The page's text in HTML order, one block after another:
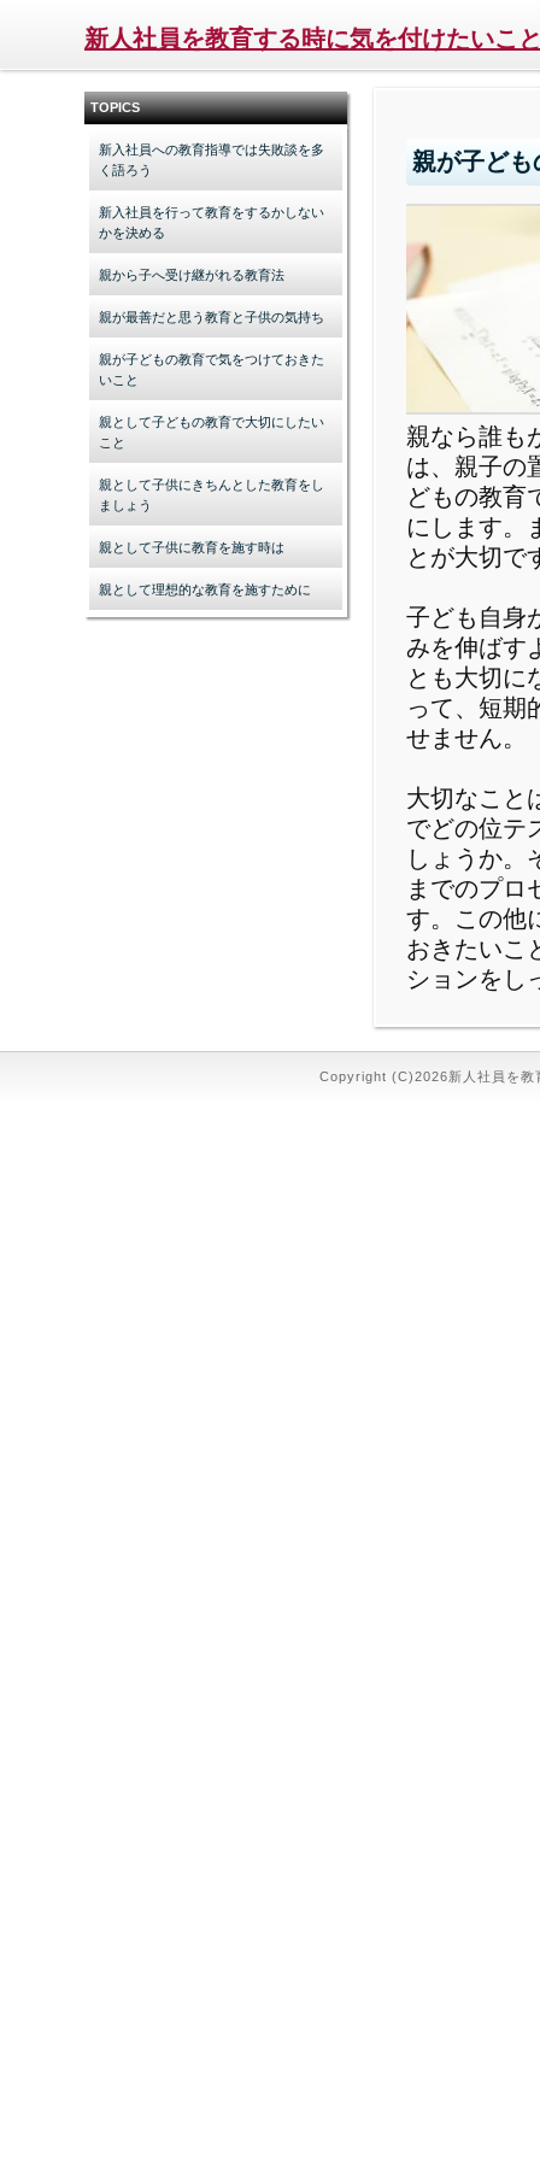
新人社員を教育する時に気を付けたいこ
TOPICS
新入社員への教育指導では失敗談を多
く語ろう
新入社員を行って教育をするかしない
かを決める
親から子へ受け継がれる教育法
親が最善だと思う教育と子供の気持ち
親が子どもの教育で気をつけておきた
いこと
親として子どもの教育で大切にしたい
こと
親として子供にきちんとした教育をし
ましょう
親として子供に教育を施す時は
親として理想的な教育を施すために
親が子ど
親なら誰も
は、親子の
どもの教育
にします。
とが大切で
子ども自身
みを伸ばす
とも大切に
って、短期
せません。
大切なこと
でどの位テ
しょうか。
までのプロ
す。この他
おきたいこ
ションをし
Copyright (C)2026新人社員を